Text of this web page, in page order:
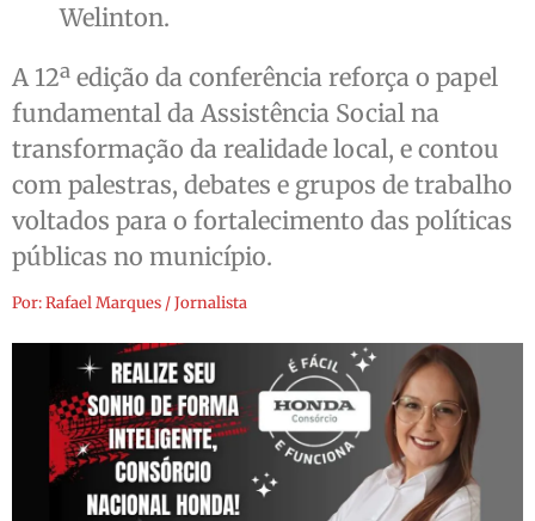
Welinton.
A 12ª edição da conferência reforça o papel
fundamental da Assistência Social na
transformação da realidade local, e contou
com palestras, debates e grupos de trabalho
voltados para o fortalecimento das políticas
públicas no município.
Por: Rafael Marques / Jornalista